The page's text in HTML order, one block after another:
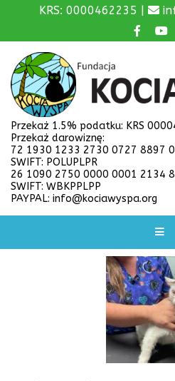
KRS: 0000462235 |
Przekaż 1.5% podatku: KRS
Przekaż darowiznę:
72 1930 1233 2730 0727 8897
SWIFT: POLUPLPR
26 1090 2750 0000 0001 2134
SWIFT: WBKPPLPP
PAYPAL: info@kociawyspa.org